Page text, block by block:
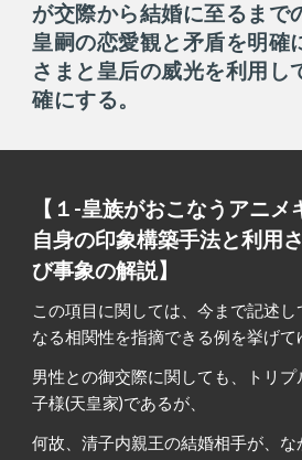
が交際から結婚に至るまで
皇嗣の恋愛観と矛盾を明確
さまと皇后の威光を利用し
確にする。
【１-皇族がおこなうアニ
自身の印象構築手法と利用
び事象の解説】
この項目に関しては、今まで記述
なる相関性を指摘できる例を挙げて
男性との御交際に関しても、トリ
子様(天皇家)であるが、
何故、清子内親王の結婚相手が、